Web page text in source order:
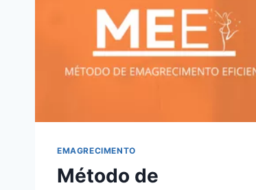
EMAGRECIMENTO
Método de